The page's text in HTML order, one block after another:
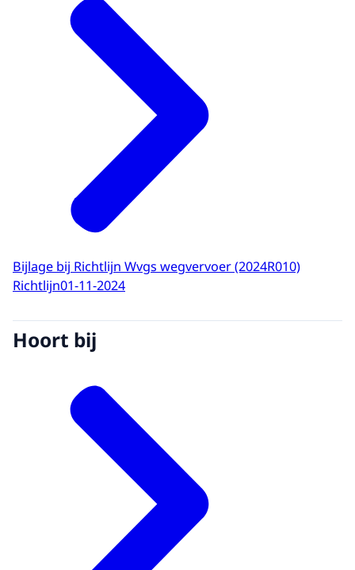
Bijlage bij Richtlijn Wvgs wegvervoer (2024R010)
Richtlijn01-11-2024
Hoort bij